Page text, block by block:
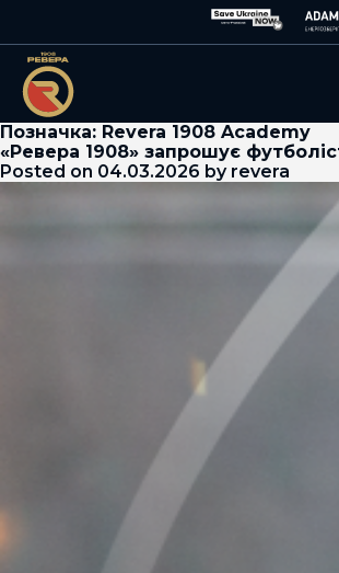
Позначка: Revera 1908 Academy
«Ревера 1908» запрошує
Posted on 04.03.2026 by revera